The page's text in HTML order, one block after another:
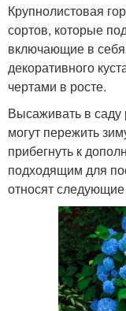
Крупнолистовая
сортов, которые
включающие в
декоративного
чертами в росте.
Высаживать в саду
могут пережить
прибегнуть к
подходящим для
относят